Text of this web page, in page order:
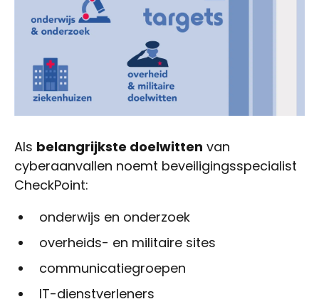
Als belangrijkste doelwitten van
cyberaanvallen noemt beveiligingsspecialist
CheckPoint:
onderwijs en onderzoek
overheids- en militaire sites
communicatiegroepen
IT-dienstverleners